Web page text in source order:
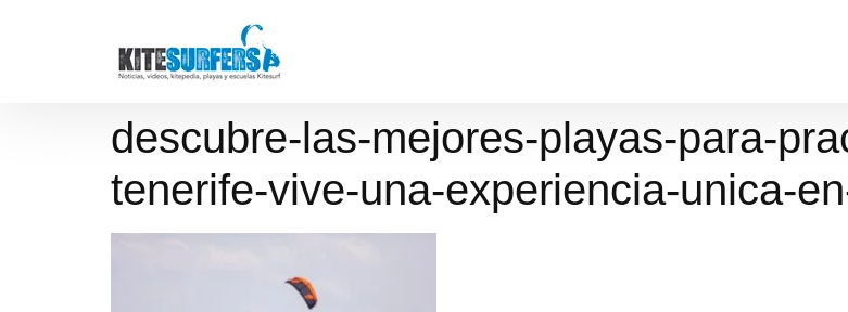
descubre-las-mejores-playas-para-
tenerife-vive-una-experiencia-unica-